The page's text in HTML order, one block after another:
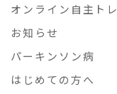
オンライン自主トレ
お知らせ
パーキンソン病
はじめての方へ